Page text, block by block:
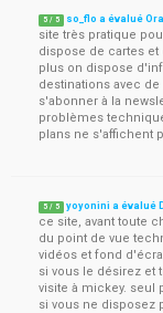
5 / 5 so_flo a évalué
site très pratique
dispose de cartes
plus on dispose
destinations avec
s'abonner à la
problèmes
plans ne s'affichent
5 / 5 yoyonini a évalué
ce site, avant toute
du point de vue
vidéos et fond
si vous le désirez et
visite à mickey.
si vous ne disposez